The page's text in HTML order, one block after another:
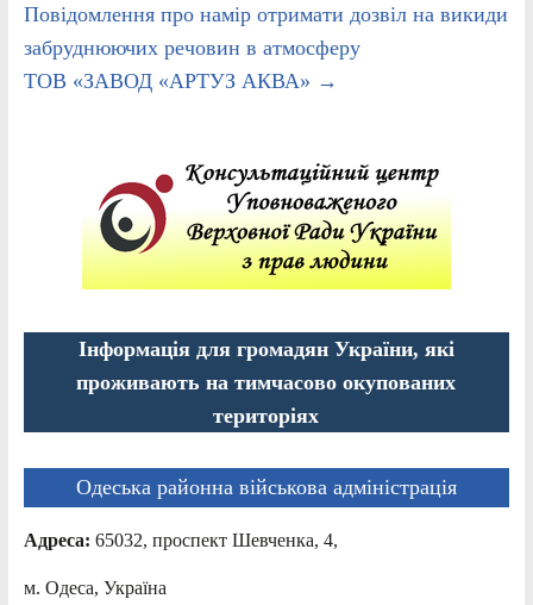
Повідомлення про намір отримати дозвіл на викиди
забруднюючих речовин в атмосферу
ТОВ «ЗАВОД «АРТУЗ АКВА» →
Інформація для громадян України, які
проживають на тимчасово окупованих
територіях
Одеська районна військова адміністрація
Адреса: 65032, проспект Шевченка, 4,
м. Одеса, Україна